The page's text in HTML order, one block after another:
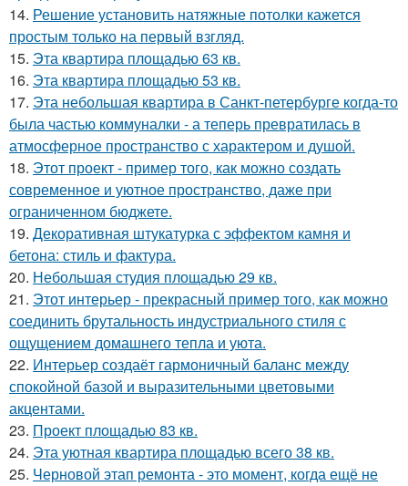
14. Решение установить натяжные потолки кажется
простым только на первый взгляд.
15. Эта квартира площадью 63 кв.
16. Эта квартира площадью 53 кв.
17. Эта небольшая квартира в Санкт-петербурге когда-то
была частью коммуналки - а теперь превратилась в
атмосферное пространство с характером и душой.
18. Этот проект - пример того, как можно создать
современное и уютное пространство, даже при
ограниченном бюджете.
19. Декоративная штукатурка с эффектом камня и
бетона: стиль и фактура.
20. Небольшая студия площадью 29 кв.
21. Этот интерьер - прекрасный пример того, как можно
соединить брутальность индустриального стиля с
ощущением домашнего тепла и уюта.
22. Интерьер создаёт гармоничный баланс между
спокойной базой и выразительными цветовыми
акцентами.
23. Проект площадью 83 кв.
24. Эта уютная квартира площадью всего 38 кв.
25. Черновой этап ремонта - это момент, когда ещё не